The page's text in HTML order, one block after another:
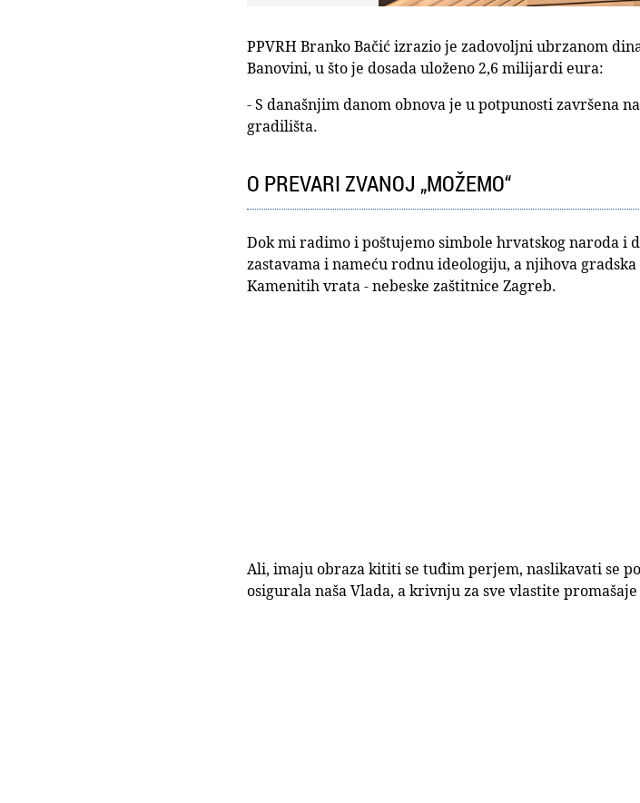
PPVRH Branko Bačić izrazio je zadovoljni ubrzanom
Banovini, u što je dosada uloženo 2,6 milijardi eura:
- S današnjim danom obnova je u potpunosti završena
gradilišta.
O PREVARI ZVANOJ „MOŽEMO“
Dok mi radimo i poštujemo simbole hrvatskog naroda i
zastavama i nameću rodnu ideologiju, a njihova
Kamenitih vrata - nebeske zaštitnice Zagreb.
Ali, imaju obraza kititi se tuđim perjem, naslikavati se
osigurala naša Vlada, a krivnju za sve vlastite